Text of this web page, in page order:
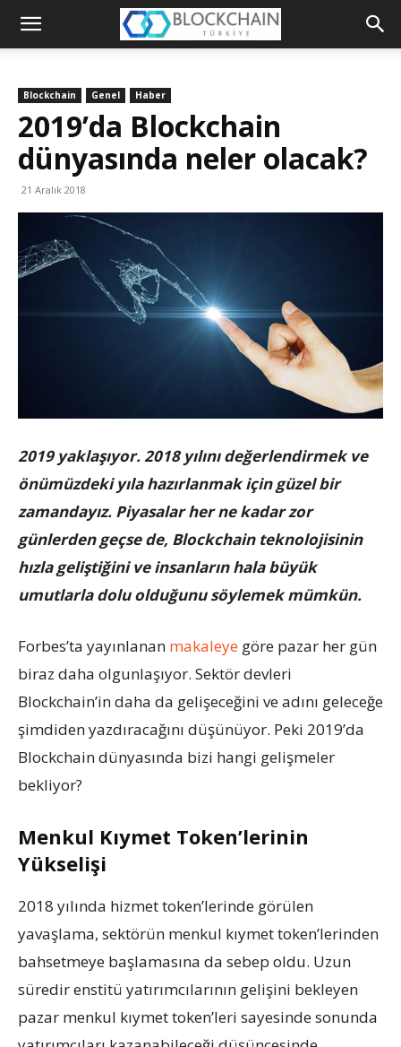
Blockchain
Blockchain Genel Haber
2019’da Blockchain
dünyasında neler olacak?
21 Aralık 2018
2019 yaklaşıyor. 2018 yılını değerlendirmek ve
önümüzdeki yıla hazırlanmak için güzel bir
zamandayız. Piyasalar her ne kadar zor
günlerden geçse de, Blockchain teknolojisinin
hızla geliştiğini ve insanların hala büyük
umutlarla dolu olduğunu söylemek mümkün.
Forbes’ta yayınlanan makaleye göre pazar her gün
biraz daha olgunlaşıyor. Sektör devleri
Blockchain’in daha da gelişeceğini ve adını geleceğe
şimdiden yazdıracağını düşünüyor. Peki 2019’da
Blockchain dünyasında bizi hangi gelişmeler
bekliyor?
Menkul Kıymet Token’lerinin
Yükselişi
2018 yılında hizmet token’lerinde görülen
yavaşlama, sektörün menkul kıymet token’lerinden
bahsetmeye başlamasına da sebep oldu. Uzun
süredir enstitü yatırımcılarının gelişini bekleyen
pazar menkul kıymet token’leri sayesinde sonunda